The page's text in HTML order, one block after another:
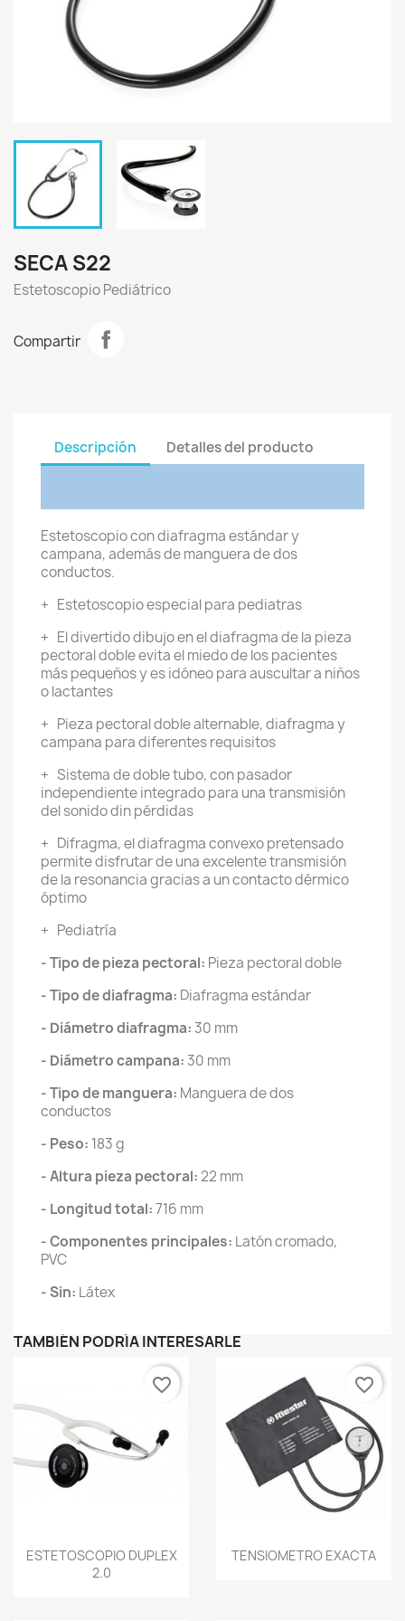
SECA S22
Estetoscopio Pediátrico
Compartir
Descripción Detalles del producto
Estetoscopio con diafragma estándar y
campana, además de manguera de dos
conductos.
+ Estetoscopio especial para pediatras
+ El divertido dibujo en el diafragma de la pieza
pectoral doble evita el miedo de los pacientes
más pequeños y es idóneo para auscultar a niños
o lactantes
+ Pieza pectoral doble alternable, diafragma y
campana para diferentes requisitos
+ Sistema de doble tubo, con pasador
independiente integrado para una transmisión
del sonido din pérdidas
+ Difragma, el diafragma convexo pretensado
permite disfrutar de una excelente transmisión
de la resonancia gracias a un contacto dérmico
óptimo
+ Pediatría
- Tipo de pieza pectoral: Pieza pectoral doble
- Tipo de diafragma: Diafragma estándar
- Diámetro diafragma:30 mm
- Diámetro campana:30 mm
- Tipo de manguera: Manguera de dos
conductos
- Peso: 183 g
- Altura pieza pectoral:22 mm
- Longitud total:716 mm
- Componentes principales: Latón cromado,
PVC
- Sin: Látex
TAMBIÉN PODRÍA INTERESARLE
Vista rápida
ESTETOSCOPIO DUPLEX
2.0
favorite_border
Vista rápida
TENSIOMETRO EXACTA
favorite_border